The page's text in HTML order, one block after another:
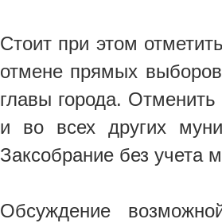
Стоит при этом
отмене прямых
главы города.
и во всех других
Заксобрание без учета
Обсуждение